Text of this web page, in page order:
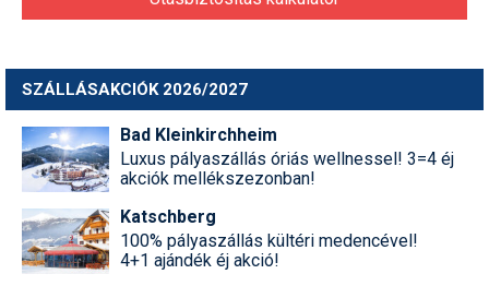
Sítechnika
Síugrás
Snowboard
Snowboardfelszerelés
Sportorvos
SZÁLLÁSAKCIÓK 2026/2027
Bad Kleinkirchheim
Luxus pályaszállás óriás wellnessel! 3=4 éj
akciók mellékszezonban!
Katschberg
100% pályaszállás kültéri medencével!
4+1 ajándék éj akció!